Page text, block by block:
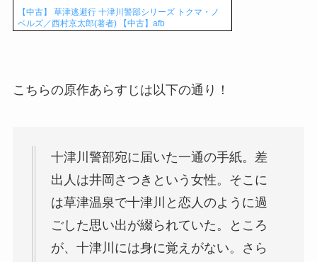
【中古】 草津逃避行 十津川警部シリーズ トクマ・ノ
ベルズ／西村京太郎(著者) 【中古】afb
こちらの原作あらすじは以下の通り！
十津川警部宛に届いた一通の手紙。差
出人は井岡さつきという女性。そこに
は草津温泉で十津川と恋人のように過
ごした思い出が綴られていた。ところ
が、十津川には身に覚えがない。さら